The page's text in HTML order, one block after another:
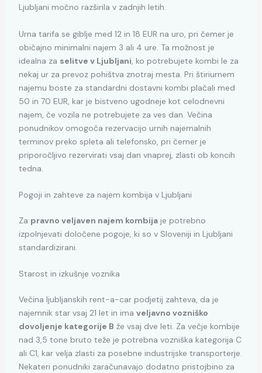
Ljubljani močno razširila v zadnjih letih.
Urna tarifa se giblje med 12 in 18 EUR na uro, pri čemer je
običajno minimalni najem 3 ali 4 ure. Ta možnost je
idealna za selitve v Ljubljani, ko potrebujete kombi le za
nekaj ur za prevoz pohištva znotraj mesta. Pri štiriurnem
najemu boste za standardni dostavni kombi plačali med
50 in 70 EUR, kar je bistveno ugodneje kot celodnevni
najem, če vozila ne potrebujete za ves dan. Večina
ponudnikov omogoča rezervacijo urnih najemalnih
terminov preko spleta ali telefonsko, pri čemer je
priporočljivo rezervirati vsaj dan vnaprej, zlasti ob koncih
tedna.
Pogoji in zahteve za najem kombija v Ljubljani
Za pravno veljaven najem kombijaje potrebno
izpolnjevati določene pogoje, ki so v Sloveniji in Ljubljani
standardizirani.
Starost in izkušnje voznika
Večina ljubljanskih rent-a-car podjetij zahteva, da je
najemnik star vsaj 21 let in ima veljavno vozniško
dovoljenje kategorije B že vsaj dve leti. Za večje kombije
nad 3,5 tone bruto teže je potrebna vozniška kategorija C
ali C1, kar velja zlasti za posebne industrijske transporterje.
Nekateri ponudniki zaračunavajo dodatno pristojbino za